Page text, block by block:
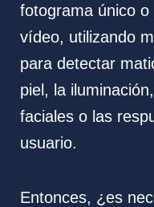
fotograma único
vídeo, utilizando
para detectar
piel, la
faciales o las
usuario.
Entonces, ¿es